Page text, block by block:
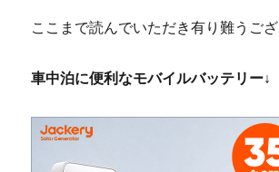
ここまで読んでいただき有り難うござ
車中泊に便利なモバイルバッテリー↓